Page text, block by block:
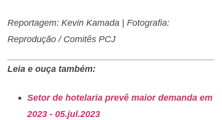
Reportagem: Kevin Kamada | Fotografia:
Reprodução / Comitês PCJ
Leia e ouça também:
Setor de hotelaria prevê maior demanda em
2023 - 05.jul.2023